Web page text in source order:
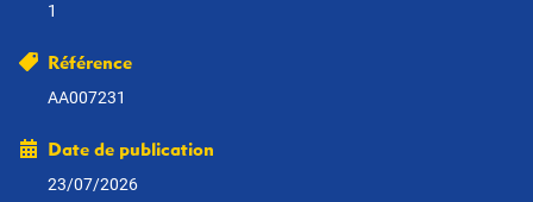
1
Référence
AA007231
Date de publication
23/07/2026